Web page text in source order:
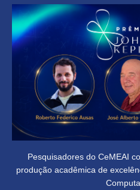
Pesquisadores do CeMEAI
produção acadêmica de